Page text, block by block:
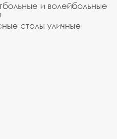
и волейбольные
столы уличные